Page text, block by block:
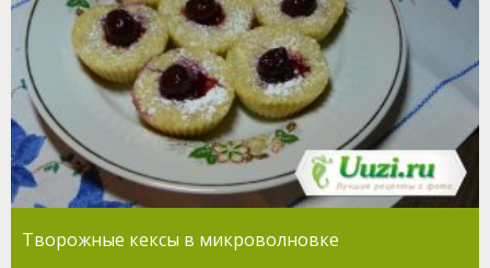
Творожные кексы в микроволновке